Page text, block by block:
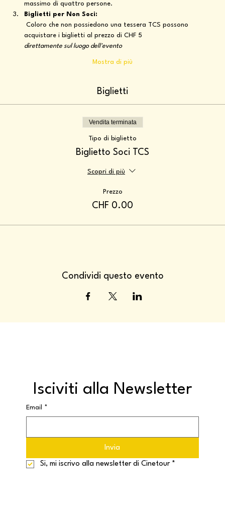
massimo di quattro persone.
Biglietti per Non Soci:
acquistare i biglietti al prezzo di CHF 5
direttamente sul luogo dell'evento
Mostra di più
Biglietti
Vendita terminata
Tipo di biglietto
Biglietto Soci TCS
Scopri di più
Prezzo
CHF 0.00
Condividi questo evento
Isciviti alla Newsletter
Email *
Invia
Si, mi iscrivo alla newsletter di Cinetour *